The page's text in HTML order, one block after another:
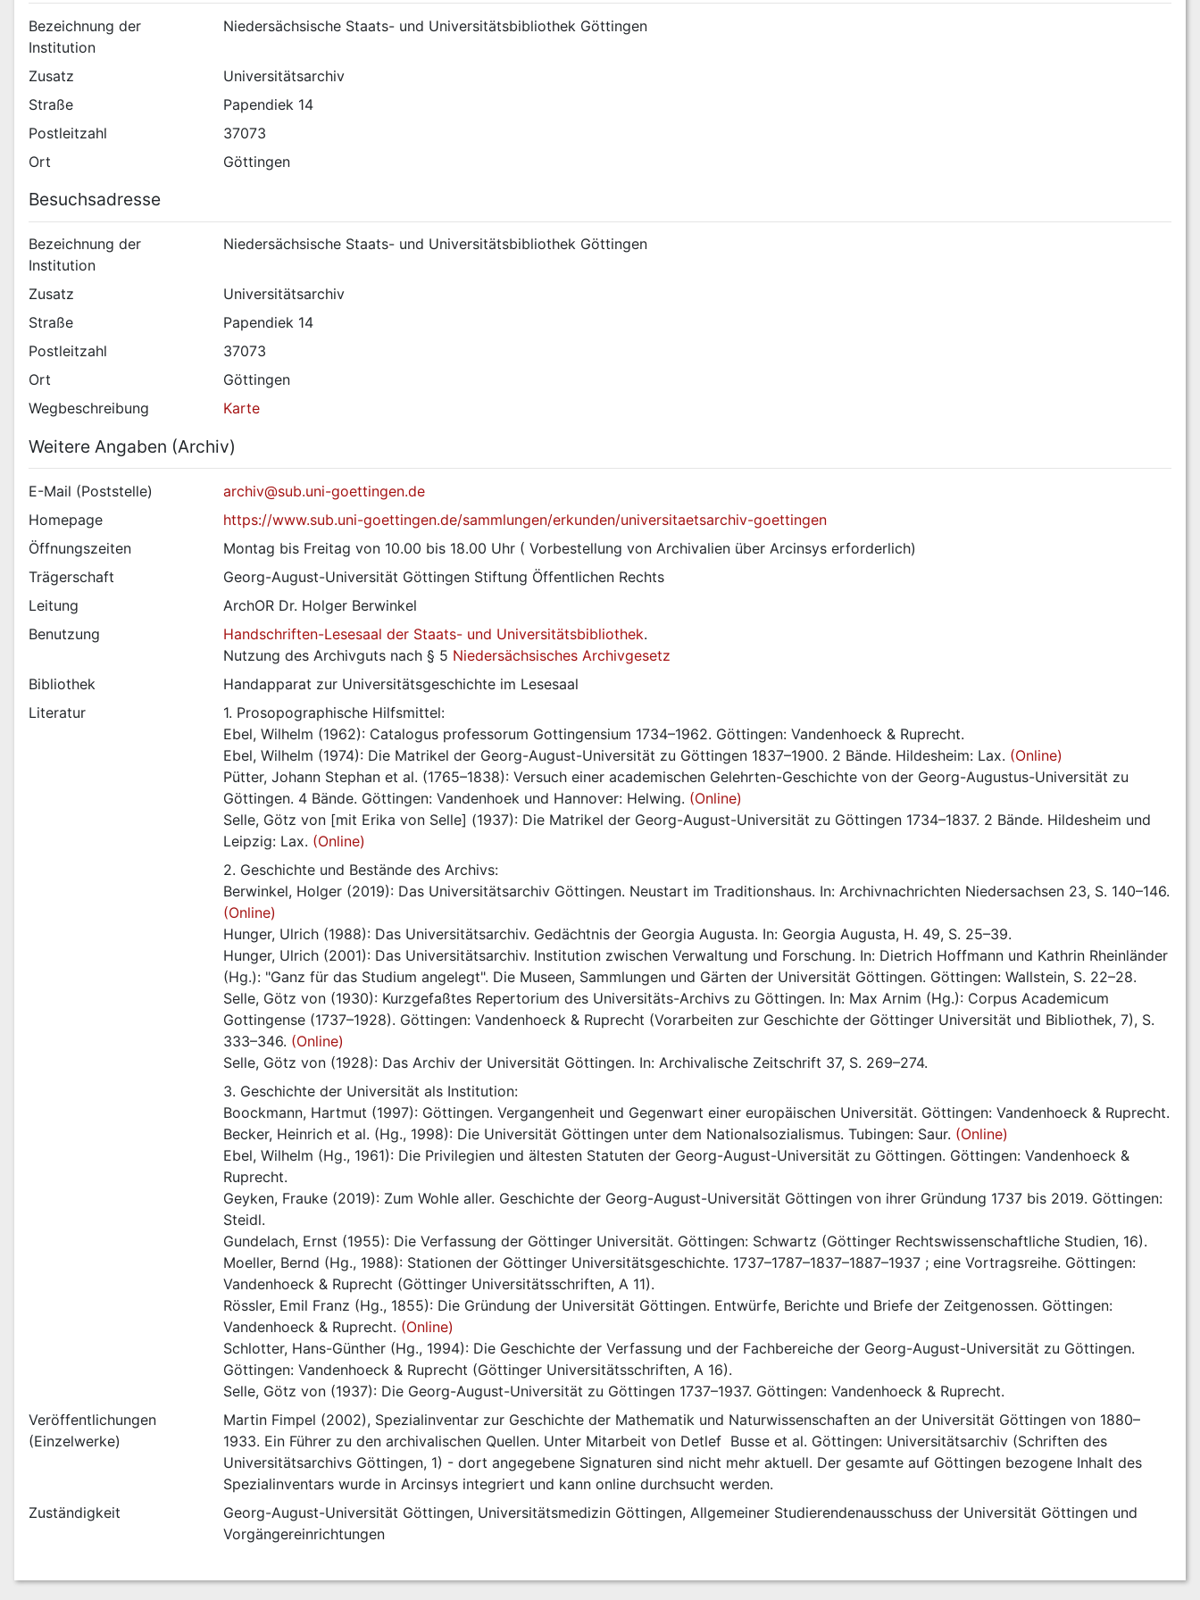
Bezeichnung der
Institution
Niedersächsische Staats- und Universitätsbibliothek Göttingen
Zusatz
Universitätsarchiv
Straße
Papendiek 14
Postleitzahl
37073
Ort
Göttingen
Besuchsadresse
Bezeichnung der
Institution
Niedersächsische Staats- und Universitätsbibliothek Göttingen
Zusatz
Universitätsarchiv
Straße
Papendiek 14
Postleitzahl
37073
Ort
Göttingen
Wegbeschreibung
Karte
Weitere Angaben (Archiv)
E-Mail (Poststelle)
archiv@sub.uni-goettingen.de
Homepage
https://www.sub.uni-goettingen.de/sammlungen/erkunden/universitaetsarchiv-goettingen
Öffnungszeiten
Montag bis Freitag von 10.00 bis 18.00 Uhr ( Vorbestellung von Archivalien über Arcinsys erforderlich)
Trägerschaft
Georg-August-Universität Göttingen Stiftung Öffentlichen Rechts
Leitung
ArchOR Dr. Holger Berwinkel
Benutzung
Handschriften-Lesesaal der Staats- und Universitätsbibliothek.
Nutzung des Archivguts nach § 5 Niedersächsisches Archivgesetz
Bibliothek
Handapparat zur Universitätsgeschichte im Lesesaal
Literatur
1. Prosopographische Hilfsmittel:
Ebel, Wilhelm (1962): Catalogus professorum Gottingensium 1734–1962. Göttingen: Vandenhoeck & Ruprecht.
Ebel, Wilhelm (1974): Die Matrikel der Georg-August-Universität zu Göttingen 1837–1900. 2 Bände. Hildesheim: Lax. (Online)
Pütter, Johann Stephan et al. (1765–1838): Versuch einer academischen Gelehrten-Geschichte von der Georg-Augustus-Universität zu
Göttingen. 4 Bände. Göttingen: Vandenhoek und Hannover: Helwing. (Online)
Selle, Götz von [mit Erika von Selle] (1937): Die Matrikel der Georg-August-Universität zu Göttingen 1734–1837. 2 Bände. Hildesheim und
Leipzig: Lax. (Online)
2. Geschichte und Bestände des Archivs:
(Online)
Hunger, Ulrich (1988): Das Universitätsarchiv. Gedächtnis der Georgia Augusta. In: Georgia Augusta, H. 49, S. 25–39.
Hunger, Ulrich (2001): Das Universitätsarchiv. Institution zwischen Verwaltung und Forschung. In: Dietrich Hoffmann und Kathrin Rheinländer
(Hg.): "Ganz für das Studium angelegt". Die Museen, Sammlungen und Gärten der Universität Göttingen. Göttingen: Wallstein, S. 22–28.
Selle, Götz von (1930): Kurzgefaßtes Repertorium des Universitäts-Archivs zu Göttingen. In: Max Arnim (Hg.): Corpus Academicum
Gottingense (1737–1928). Göttingen: Vandenhoeck & Ruprecht (Vorarbeiten zur Geschichte der Göttinger Universität und Bibliothek, 7), S.
333–346. (Online)
Selle, Götz von (1928): Das Archiv der Universität Göttingen. In: Archivalische Zeitschrift 37, S. 269–274.
3. Geschichte der Universität als Institution:
Boockmann, Hartmut (1997): Göttingen. Vergangenheit und Gegenwart einer europäischen Universität. Göttingen: Vandenhoeck & Ruprecht.
Becker, Heinrich et al. (Hg., 1998): Die Universität Göttingen unter dem Nationalsozialismus. Tubingen: Saur. (Online)
Ebel, Wilhelm (Hg., 1961): Die Privilegien und ältesten Statuten der Georg-August-Universität zu Göttingen. Göttingen: Vandenhoeck &
Ruprecht.
Geyken, Frauke (2019): Zum Wohle aller. Geschichte der Georg-August-Universität Göttingen von ihrer Gründung 1737 bis 2019. Göttingen:
Steidl.
Gundelach, Ernst (1955): Die Verfassung der Göttinger Universität. Göttingen: Schwartz (Göttinger Rechtswissenschaftliche Studien, 16).
Moeller, Bernd (Hg., 1988): Stationen der Göttinger Universitätsgeschichte. 1737–1787–1837–1887–1937 ; eine Vortragsreihe. Göttingen:
Vandenhoeck & Ruprecht (Göttinger Universitätsschriften, A 11).
Rössler, Emil Franz (Hg., 1855): Die Gründung der Universität Göttingen. Entwürfe, Berichte und Briefe der Zeitgenossen. Göttingen:
Vandenhoeck & Ruprecht. (Online)
Schlotter, Hans-Günther (Hg., 1994): Die Geschichte der Verfassung und der Fachbereiche der Georg-August-Universität zu Göttingen.
Göttingen: Vandenhoeck & Ruprecht (Göttinger Universitätsschriften, A 16).
Selle, Götz von (1937): Die Georg-August-Universität zu Göttingen 1737–1937. Göttingen: Vandenhoeck & Ruprecht.
Veröffentlichungen
(Einzelwerke)
Martin Fimpel (2002), Spezialinventar zur Geschichte der Mathematik und Naturwissenschaften an der Universität Göttingen von 1880–
1933. Ein Führer zu den archivalischen Quellen. Unter Mitarbeit von Detlef  Busse et al. Göttingen: Universitätsarchiv (Schriften des
Universitätsarchivs Göttingen, 1) - dort angegebene Signaturen sind nicht mehr aktuell. Der gesamte auf Göttingen bezogene Inhalt des
Spezialinventars wurde in Arcinsys integriert und kann online durchsucht werden.
Zuständigkeit
Georg-August-Universität Göttingen, Universitätsmedizin Göttingen, Allgemeiner Studierendenausschuss der Universität Göttingen und
Vorgängereinrichtungen